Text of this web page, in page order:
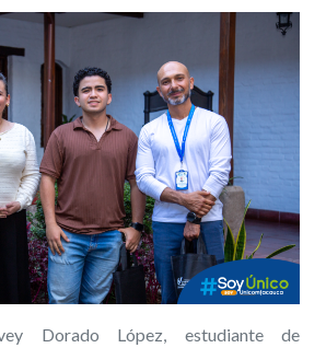
Dorado López, estudiante de